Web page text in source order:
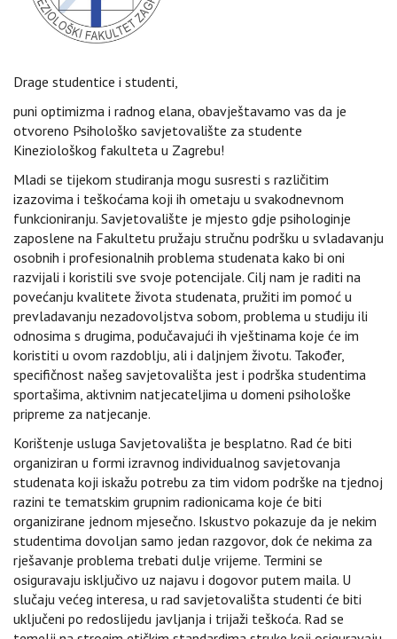
Drage studentice i studenti,
puni optimizma i radnog elana, obavještavamo vas da je
otvoreno Psihološko savjetovalište za studente
Kineziološkog fakulteta u Zagrebu!
Mladi se tijekom studiranja mogu susresti s različitim
izazovima i teškoćama koji ih ometaju u svakodnevnom
funkcioniranju. Savjetovalište je mjesto gdje psihologinje
zaposlene na Fakultetu pružaju stručnu podršku u svladavanju
osobnih i profesionalnih problema studenata kako bi oni
razvijali i koristili sve svoje potencijale. Cilj nam je raditi na
povećanju kvalitete života studenata, pružiti im pomoć u
prevladavanju nezadovoljstva sobom, problema u studiju ili
odnosima s drugima, podučavajući ih vještinama koje će im
koristiti u ovom razdoblju, ali i daljnjem životu. Također,
specifičnost našeg savjetovališta jest i podrška studentima
sportašima, aktivnim natjecateljima u domeni psihološke
pripreme za natjecanje.
Korištenje usluga Savjetovališta je besplatno. Rad će biti
organiziran u formi izravnog individualnog savjetovanja
studenata koji iskažu potrebu za tim vidom podrške na tjednoj
razini te tematskim grupnim radionicama koje će biti
organizirane jednom mjesečno. Iskustvo pokazuje da je nekim
studentima dovoljan samo jedan razgovor, dok će nekima za
rješavanje problema trebati dulje vrijeme. Termini se
osiguravaju isključivo uz najavu i dogovor putem maila. U
slučaju većeg interesa, u rad savjetovališta studenti će biti
uključeni po redoslijedu javljanja i trijaži teškoća. Rad se